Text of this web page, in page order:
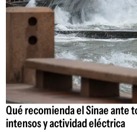
Qué recomienda el Sinae
intensos y actividad eléctrica